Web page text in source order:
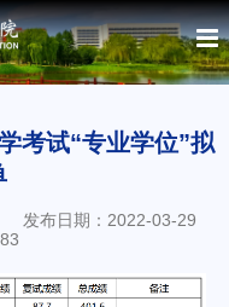
考试“专业学位”拟
发布日期：2022-03-29